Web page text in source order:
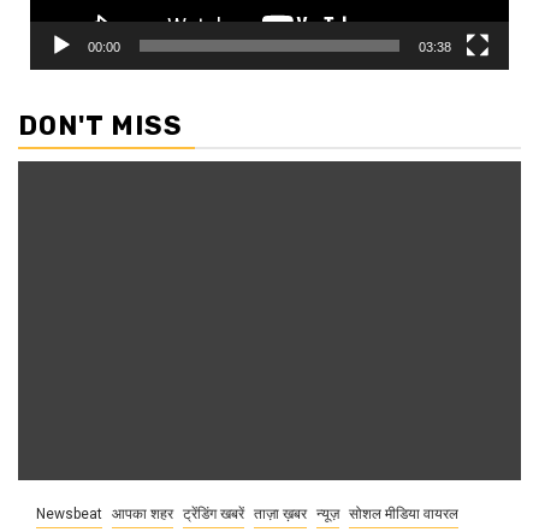
00:00 03:38
DON'T MISS
Newsbeat आपका शहर ट्रेंडिंग खबरें ताज़ा ख़बर न्यूज़ सोशल मीडिया वायरल